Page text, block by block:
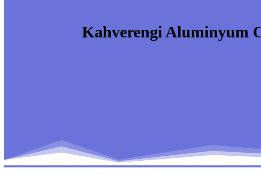
Kahverengi Aluminyum